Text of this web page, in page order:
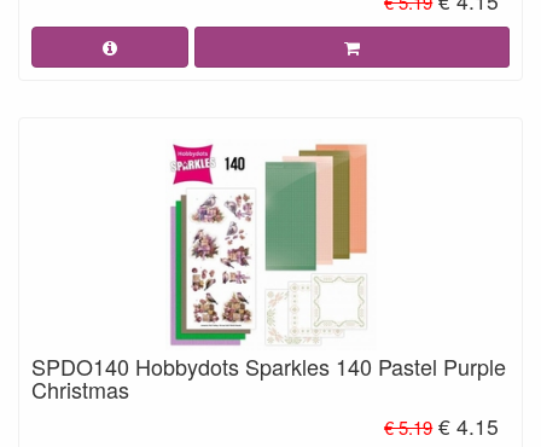
SPDO140 Hobbydots Sparkles 140 Pastel Purple
Christmas
€ 5.19 € 4.15